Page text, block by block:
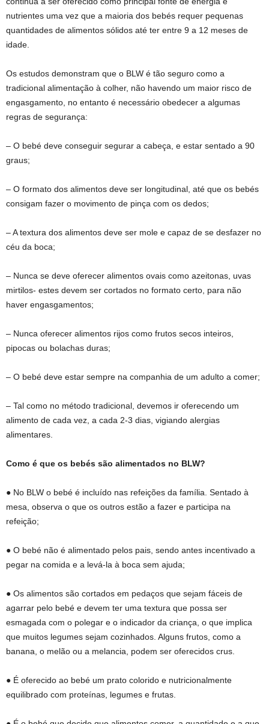
nutrientes uma vez que a maioria dos bebés requer pequenas
quantidades de alimentos sólidos até ter entre 9 a 12 meses de
idade.
Os estudos demonstram que o BLW é tão seguro como a
tradicional alimentação à colher, não havendo um maior risco de
engasgamento, no entanto é necessário obedecer a algumas
regras de segurança:
– O bebé deve conseguir segurar a cabeça, e estar sentado a 90
graus;
– O formato dos alimentos deve ser longitudinal, até que os bebés
consigam fazer o movimento de pinça com os dedos;
– A textura dos alimentos deve ser mole e capaz de se desfazer no
céu da boca;
– Nunca se deve oferecer alimentos ovais como azeitonas, uvas
mirtilos- estes devem ser cortados no formato certo, para não
haver engasgamentos;
– Nunca oferecer alimentos rijos como frutos secos inteiros,
pipocas ou bolachas duras;
– O bebé deve estar sempre na companhia de um adulto a comer;
– Tal como no método tradicional, devemos ir oferecendo um
alimento de cada vez, a cada 2-3 dias, vigiando alergias
alimentares.
Como é que os bebés são alimentados no BLW?
● No BLW o bebé é incluído nas refeições da família. Sentado à
mesa, observa o que os outros estão a fazer e participa na
refeição;
● O bebé não é alimentado pelos pais, sendo antes incentivado a
pegar na comida e a levá-la à boca sem ajuda;
● Os alimentos são cortados em pedaços que sejam fáceis de
agarrar pelo bebé e devem ter uma textura que possa ser
esmagada com o polegar e o indicador da criança, o que implica
que muitos legumes sejam cozinhados. Alguns frutos, como a
banana, o melão ou a melancia, podem ser oferecidos crus.
● É oferecido ao bebé um prato colorido e nutricionalmente
equilibrado com proteínas, legumes e frutas.